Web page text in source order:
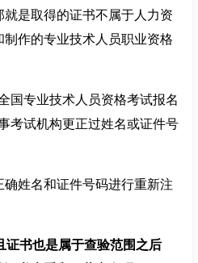
是取得的证书不属于人力资
作的专业技术人员职业资格
专业技术人员资格考试报名
考试机构更正过姓名或证件号
姓名和证件号码进行重新注
证书也是属于查验范围之后